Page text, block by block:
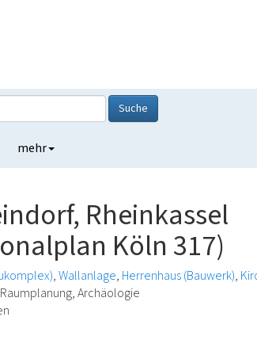
Suche
mehr
Rheinkassel
Köln 317)
Wallanlage Herrenhaus (Bauwerk)
Archäologie